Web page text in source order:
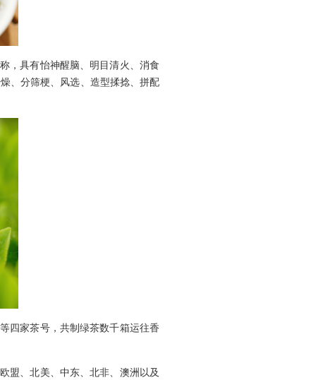
，具有怡神醒脑、明目清火、消食
、分筛梗、风选、造型揉捻、拼配
四家茶号，共制绿茶数千箱运往香
盟、北美、中东、北非、澳洲以及